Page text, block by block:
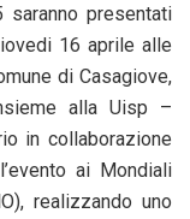
saranno presentati
16 aprile alle
di Casagiove,
alla Uisp –
in collaborazione
ai Mondiali
realizzando uno